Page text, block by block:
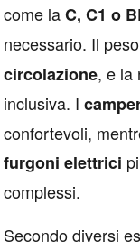
come laC, C1 o
necessario. Il
circolazione, e la
inclusiva. I
confortevoli,
furgoni elettrici
complessi.
Secondo diversi